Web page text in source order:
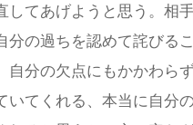
してあげようと思う。相
分の過ちを認めて詫びる
自分の欠点にもかかわら
いてくれる、本当に自分